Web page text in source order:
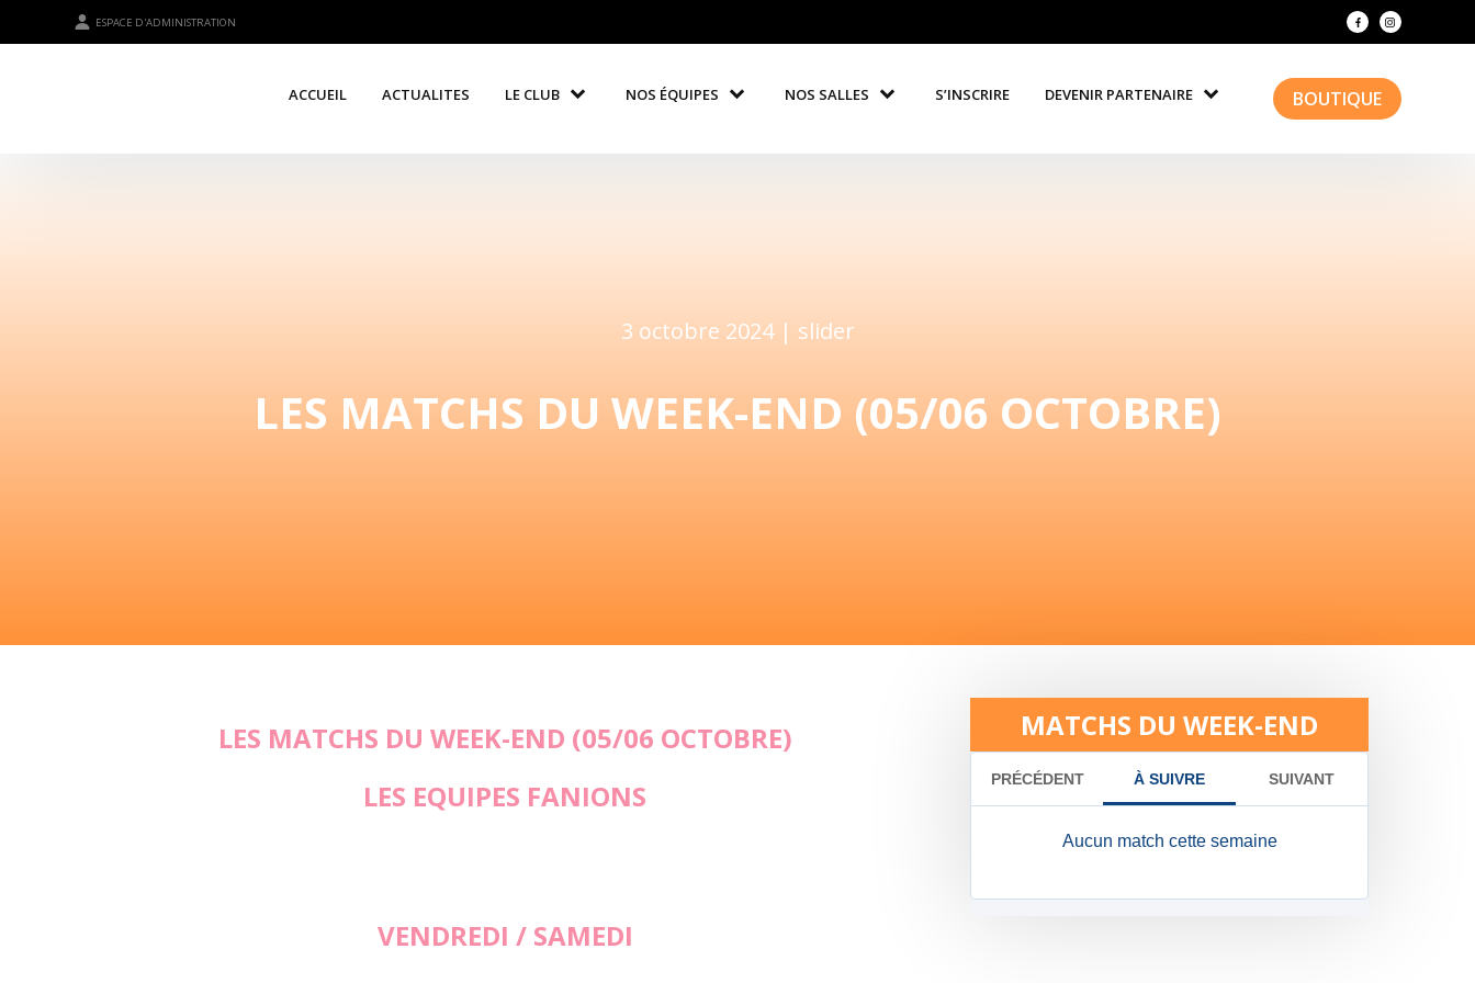
ESPACE D'ADMINISTRATION
ACCUEIL ACTUALITES LE CLUB NOS ÉQUIPES NOS SALLES S’INSCRIRE DEVENIR PARTENAIRE BOUTIQUE
3 octobre 2024 | slider
LES MATCHS DU WEEK-END (05/06 OCTOBRE)
LES MATCHS DU WEEK-END (05/06 OCTOBRE)
LES EQUIPES FANIONS
VENDREDI / SAMEDI
MATCHS DU WEEK-END